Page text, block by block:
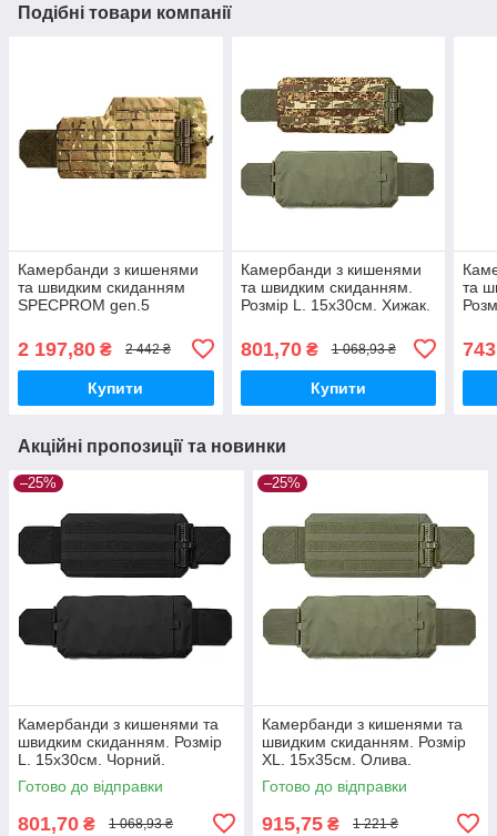
Подібні товари компанії
Камербанди з кишенями
та швидким скиданням
SPECPROM gen.5
2 197,80 ₴ 2 442 ₴
Купити
Камербанди з кишенями
та швидким скиданням.
Розмір L. 15х30см. Хижак.
801,70₴ 1 068,93 ₴
Купити
та
Акційні пропозиції та новинки
–25%
Камербанди з кишенями та
швидким скиданням. Розмір
L. 15х30см. Чорний.
Комплект из 2 шт.
Готово до відправки
801,70 ₴ 1 068,93 ₴
–25%
Камербанди з кишенями та
швидким скиданням. Розмір
XL. 15х35см. Олива.
Комплект з 2 шт.
Готово до відправки
915,75 ₴ 1 221 ₴